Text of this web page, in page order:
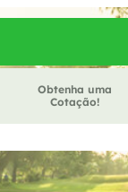
Obtenha uma
Cotação!